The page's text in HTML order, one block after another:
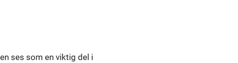
ses som en viktig del i